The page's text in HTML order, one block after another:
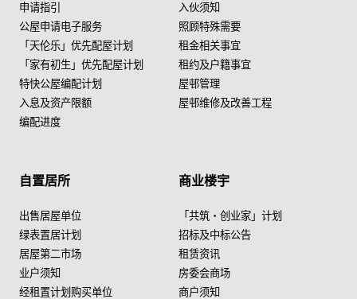
申请指引
公屋申请电子服务
「天伦乐」优先配屋计划
「家有初生」优先配屋计划
特快公屋编配计划
入息及资产限额
编配进度
入伙须知
照顾特殊需要
租金相关事宜
租约及户籍事宜
屋邨管理
屋邨维修及改善工程
自置居所
出售居屋单位
绿表置居计划
居屋第二市场
业户须知
经租置计划购买单位
商业楼宇
「共筑・创业家」计划
招标及中标公告
租赁资讯
房委会商场
商户须知